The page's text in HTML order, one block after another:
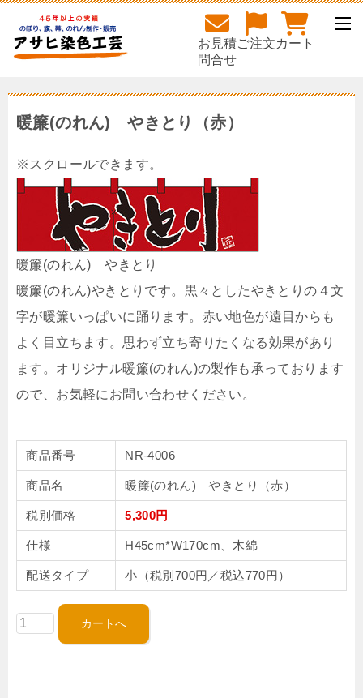
お見積
問合せ
ご注文カート
暖簾(のれん) やきとり（赤）
暖簾(のれん) やきとり
暖簾(のれん)やきとりです。黒々としたやきとりの４文
字が暖簾いっぱいに踊ります。赤い地色が遠目からも
よく目立ちます。思わず立ち寄りたくなる効果があり
ます。オリジナル暖簾(のれん)の製作も承っております
ので、お気軽にお問い合わせください。
商品番号 NR-4006
商品名 暖簾(のれん) やきとり（赤）
税別価格 5,300円
仕様 H45cm*W170cm、木綿
配送タイプ 小（税別700円／税込770円）